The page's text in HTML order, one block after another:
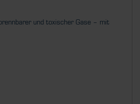
und toxischer Gase – mit